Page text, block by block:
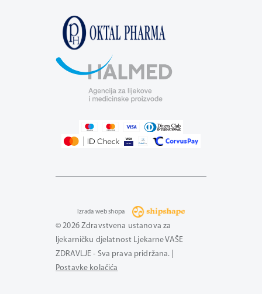
© 2026 Zdravstvena ustanova za
ljekarničku djelatnost Ljekarne VAŠE
ZDRAVLJE - Sva prava pridržana. |
Postavke kolačića
Izrada web shopa